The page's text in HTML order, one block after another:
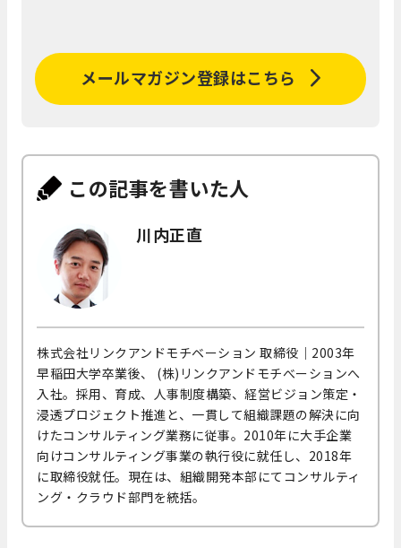
メールマガジン登録はこちら
この記事を書いた人
川内正直
株式会社リンクアンドモチベーション 取締役｜2003年
早稲田大学卒業後、 (株)リンクアンドモチべーションへ
入社。採用、育成、人事制度構築、経営ビジョン策定・
浸透プロジェクト推進と、一貫して組織課題の解決に向
けたコンサルティング業務に従事。2010年に大手企業
向けコンサルティング事業の執行役に就任し、2018年
に取締役就任。現在は、組織開発本部にてコンサルティ
ング・クラウド部門を統括。